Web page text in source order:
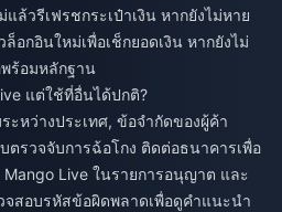
ล้วรีเฟรชกระเป๋าเงิน หากยังไม่หาย
อกอินใหม่เพื่อเช็กยอดเงิน หากยังไม่
ร้อมหลักฐาน
แต่ใช้ที่อื่นได้ปกติ?
ะหว่างประเทศ, ข้อจำกัดของผู้ค้า
ตรวจจับการฉ้อโกง ติดต่อธนาคารเพื่อ
Mango Live ในรายการอนุญาต และ
สอบรหัสข้อผิดพลาดเพื่อดูคำแนะนำ